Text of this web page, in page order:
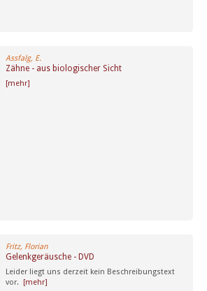
Assfalg, E.
Zähne - aus biologischer Sicht
[mehr]
Fritz, Florian
Gelenkgeräusche - DVD
Leider liegt uns derzeit kein Beschreibungstext
vor. [mehr]